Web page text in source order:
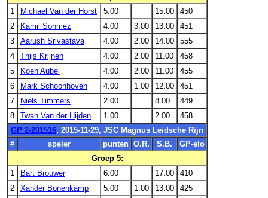
1
Michael Van der Horst 5.00 15.00
450
2
Kamil Sonmez 4.00 3.00 13.00
451
3
Aarush Srivastava 4.00 2.00 14.00
555
4
Thijs Krijnen 4.00 2.00 11.00
458
5
Koen Aubel 4.00 2.00 11.00
455
6
Mark Schoonhoven 4.00 1.00 12.00
451
7
Niels Timmers 2.00 8.00
449
8
Twan Van der Hijden 1.00 2.00
458
GP 2-201516, 2015-11-29, JSC Magnus Leidsche Rijn
#
speler punten O.R. S.B.
GP-elo
Groep 5:
1
Bart Brouwer 6.00 17.00
410
2
Xander Bonenkamp 5.00 1.00 13.00
425